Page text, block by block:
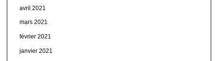
avril 2021
mars 2021
février 2021
janvier 2021